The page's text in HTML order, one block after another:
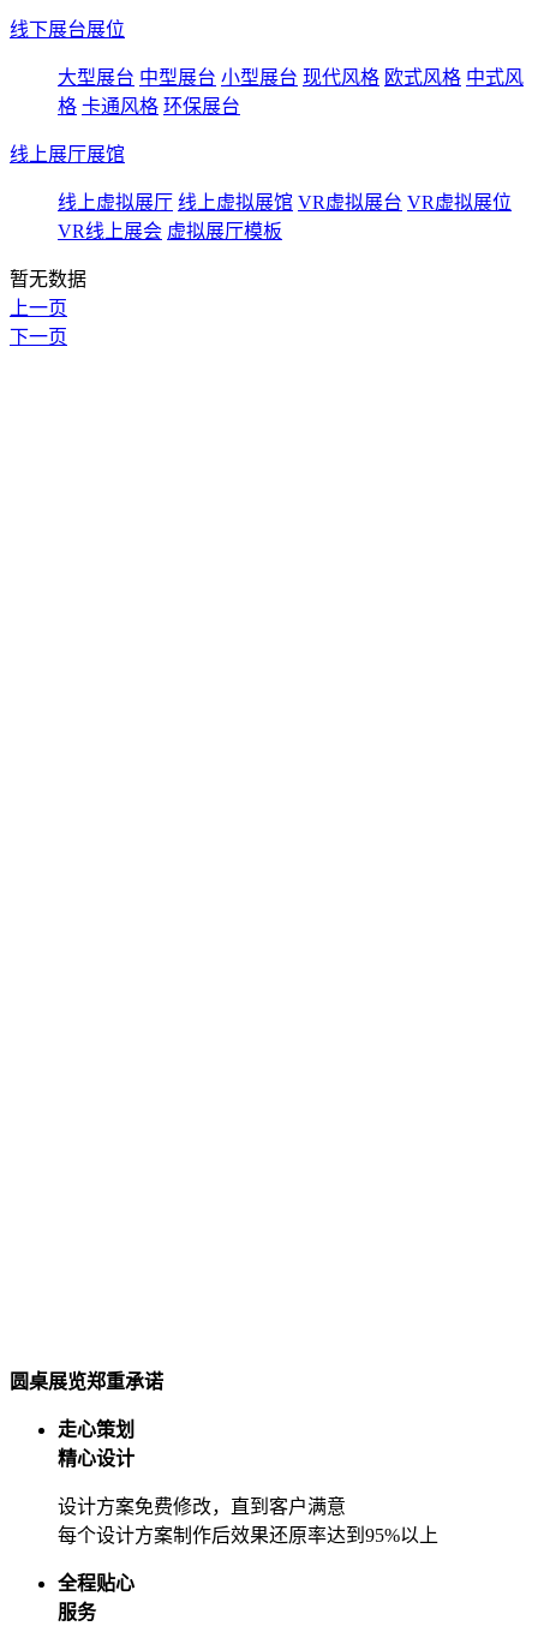
线下展台展位
大型展台 中型展台 小型展台 现代风格 欧式风格 中式风
格 卡通风格 环保展台
线上展厅展馆
线上虚拟展厅 线上虚拟展馆 VR虚拟展台 VR虚拟展位
VR线上展会 虚拟展厅模板
暂无数据
上一页
下一页
圆桌展览郑重承诺
走心策划
精心设计
设计方案免费修改，直到客户满意
每个设计方案制作后效果还原率达到95%以上
全程贴心
服务